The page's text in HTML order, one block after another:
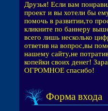
Друзья! Если вам
проект и вы хотели бы
помочь в развитии,то
кликните по баннеру
всего лишь несколько
ответив на вопрос,вы
нашему сайту,не
копейки своих денег!
ОГРОМНОЕ спасибо!
Форма входа